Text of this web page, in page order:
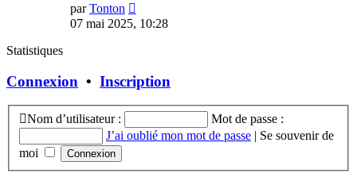
parTonton
le
07 mai 2025, 10:28
Statistiques
Connexion • Inscription
Nom d’utilisateur :
Mot de passe :
J’ai oublié mon mot de passe | Se souvenir de
moi